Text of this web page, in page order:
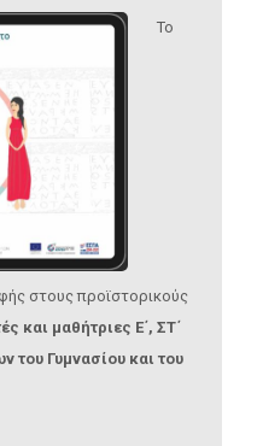
Το
στους προϊστορικούς
και μαθήτριες Ε΄, ΣΤ΄
του Γυμνασίου και του